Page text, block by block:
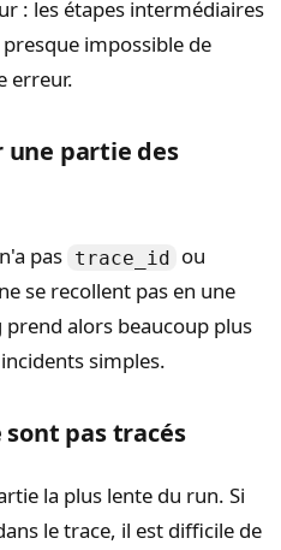
: les étapes intermédiaires
impossible de
erreur.
une partie des
pas trace_id ou
se recollent pas en une
alors beaucoup plus
simples.
pas tracés
la plus lente du run. Si
le trace, il est difficile de